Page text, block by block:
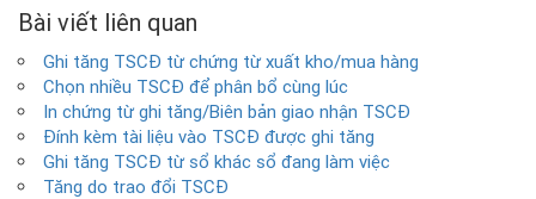
Bài viết liên quan
Ghi tăng TSCĐ từ chứng từ xuất kho/mua hàng
Chọn nhiều TSCĐ để phân bổ cùng lúc
In chứng từ ghi tăng/Biên bản giao nhận TSCĐ
Đính kèm tài liệu vào TSCĐ được ghi tăng
Ghi tăng TSCĐ từ sổ khác sổ đang làm việc
Tăng do trao đổi TSCĐ